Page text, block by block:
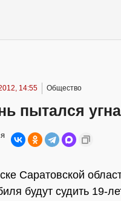
14:55 Общество
пытался
Саратовской
будут судить 19-